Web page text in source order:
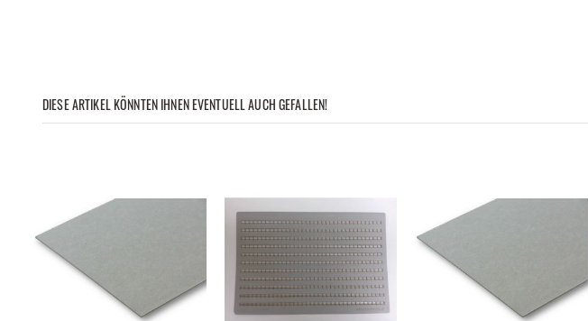
DIESE ARTIKEL KÖNNTEN IHNEN EVENTUELL AUCH GEFALLEN!